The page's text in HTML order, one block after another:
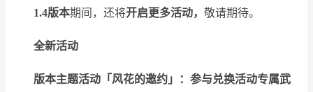
1.4版本期间，还将开启更多活动， 敬请期待。
全新活动
版本主题活动「风花的邀约」：参与兑换活动专属武